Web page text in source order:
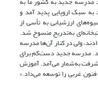
سبک اروپایی پدید آمد و
ارزشیابی به تأسی از
به‌تدریج منسوخ شد.
ولی در کنار آن‌ها مدرسه
مدرسه جدید دست‌کم برای
به‌شمار می‌آمد. آموزش
غربی را توسعه می‌داد.»